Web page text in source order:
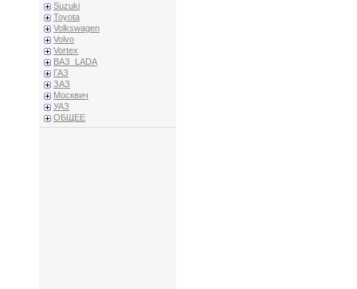
Suzuki
Toyota
Volkswagen
Volvo
Vortex
ВАЗ_LADA
ГАЗ
ЗАЗ
Москвич
УАЗ
ОБЩЕЕ